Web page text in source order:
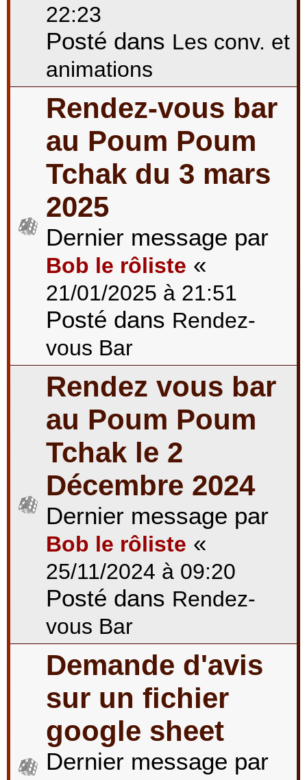
22:23
Posté dans Les conv. et
animations
Rendez-vous bar
au Poum Poum
Tchak du 3 mars
2025
Dernier message par
Bob le rôliste «
21/01/2025 à 21:51
Posté dans Rendez-
vous Bar
Rendez vous bar
au Poum Poum
Tchak le 2
Décembre 2024
Dernier message par
Bob le rôliste «
25/11/2024 à 09:20
Posté dans Rendez-
vous Bar
Demande d'avis
sur un fichier
google sheet
Dernier message par